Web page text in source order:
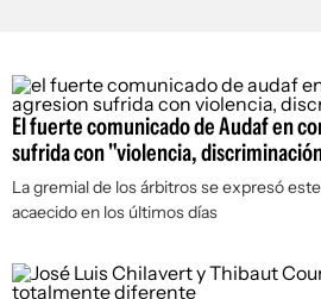
El fuerte comunicado de Audaf en
sufrida con "violencia,
La gremial de los árbitros se expresó
acaecido en los últimos días